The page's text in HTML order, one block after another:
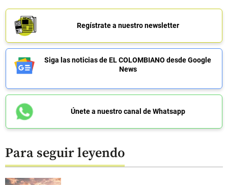
Regístrate a nuestro newsletter
Siga las noticias de EL COLOMBIANO desde Google
News
Únete a nuestro canal de Whatsapp
Para seguir leyendo